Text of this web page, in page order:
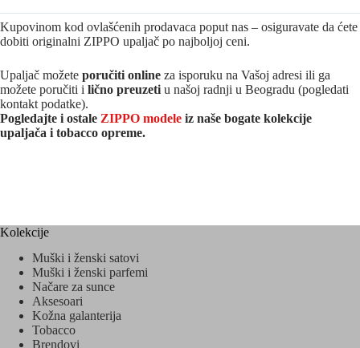
Kupovinom kod ovlašćenih prodavaca poput nas – osiguravate da ćete
dobiti originalni ZIPPO upaljač po najboljoj ceni.
Upaljač možete poručiti online za isporuku na Vašoj adresi ili ga
možete poručiti i lično preuzeti u našoj radnji u Beogradu (pogledati
kontakt podatke).
Pogledajte i ostale ZIPPO modele iz naše bogate kolekcije
upaljača i tobacco opreme.
Kolekcije
Muški i ženski satovi
Muški i ženski parfemi
Načare za sunce
Aksesoari
Kožna galanterija
Tobacco
Brendovi